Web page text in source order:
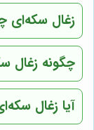
زغال سکه‌ای
چگونه زغال
آیا زغال